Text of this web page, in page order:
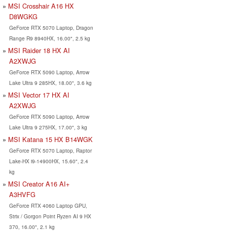
MSI Crosshair A16 HX
D8WGKG
GeForce RTX 5070 Laptop, Dragon
Range R9 8940HX, 16.00", 2.5 kg
MSI Raider 18 HX AI
A2XWJG
GeForce RTX 5090 Laptop, Arrow
Lake Ultra 9 285HX, 18.00", 3.6 kg
MSI Vector 17 HX AI
A2XWJG
GeForce RTX 5090 Laptop, Arrow
Lake Ultra 9 275HX, 17.00", 3 kg
MSI Katana 15 HX B14WGK
GeForce RTX 5070 Laptop, Raptor
Lake-HX i9-14900HX, 15.60", 2.4
kg
MSI Creator A16 AI+
A3HVFG
GeForce RTX 4060 Laptop GPU,
Strix / Gorgon Point Ryzen AI 9 HX
370, 16.00", 2.1 kg